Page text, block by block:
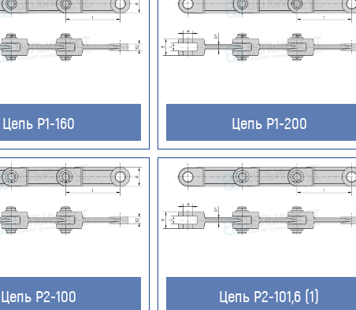
Цепь Р1-160 Цепь Р1-200
Цепь Р2-100 Цепь Р2-101,6 (1)